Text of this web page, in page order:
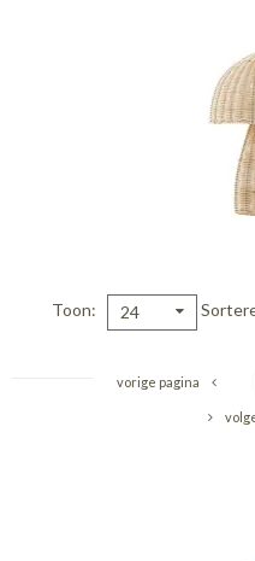
Toon 24
vorige pagina